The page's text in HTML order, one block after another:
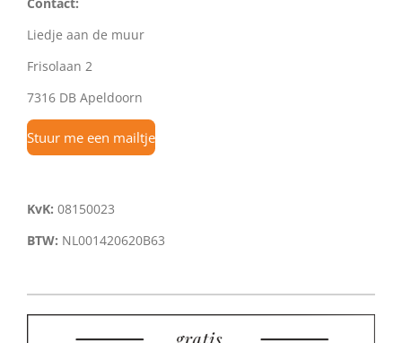
Contact:
Liedje aan de muur
Frisolaan 2
7316 DB Apeldoorn
Stuur me een mailtje
KvK: 08150023
BTW: NL001420620B63